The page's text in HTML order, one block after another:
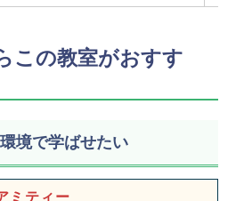
この教室がおすす
境で学ばせたい
ミティー